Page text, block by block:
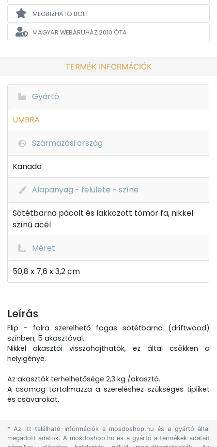
MEGBÍZHATÓ BOLT
MAGYAR WEBÁRUHÁZ2010 ÓTA
TERMÉK INFORMÁCIÓK
Gyártó
UMBRA
Származási ország
Kanada
Alapanyag - felülete - színe
Sötétbarna pácolt és lakkozott tömör fa, nikkel
színű acél
Méret
50,8 x 7,6 x 3,2 cm
Leírás
Flip - falra szerelhető fogas sötétbarna (driftwood)
színben, 5 akasztóval.
Nikkel akasztói visszahajthatók, ez által csökken a
helyigénye.
Az akasztók terhelhetősége 2,3 kg /akasztó.
A csomag tartalmazza a szereléshez szükséges tipliket
és csavarokat.
* Az itt található információk a mosdoshop.hu és a gyártó által
megadott adatok. A mosdoshop.hu és a gyártó a termékek adatait